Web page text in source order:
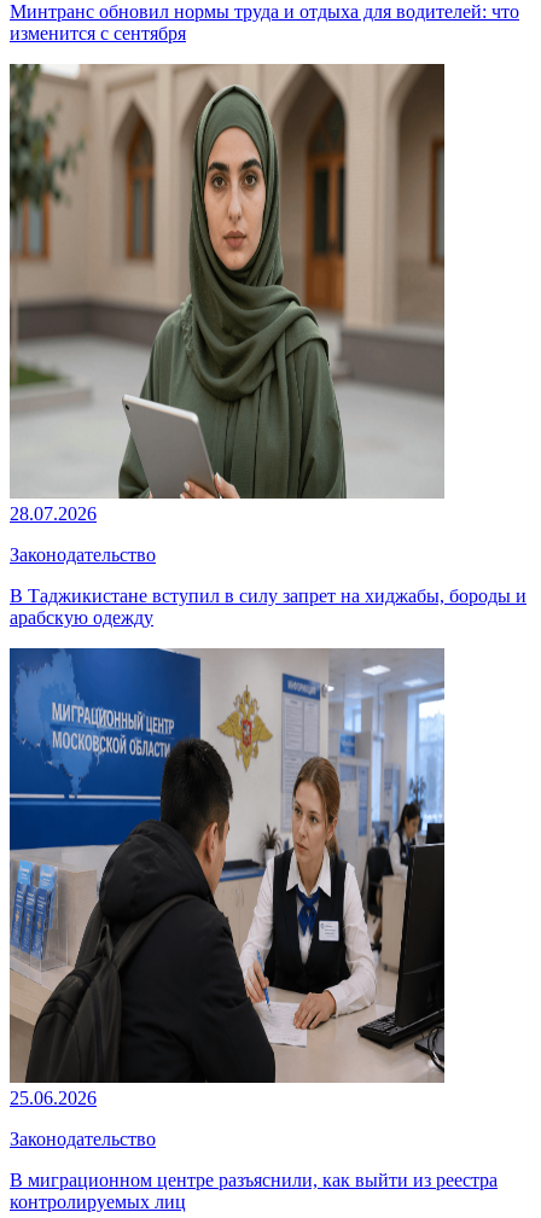
Минтранс обновил нормы труда и отдыха для водителей: что
изменится с сентября
28.07.2026
Законодательство
В Таджикистане вступил в силу запрет на хиджабы, бороды и
арабскую одежду
25.06.2026
Законодательство
В миграционном центре разъяснили, как выйти из реестра
контролируемых лиц